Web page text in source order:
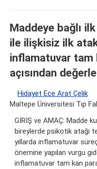
Maddeye bağlı
ile ilişkisiz ilk
inflamatuvar tam
açısından
Hidayet Ece Arat Çelik
Maltepe Üniversitesi Tıp
GİRİŞ ve AMAÇ: Madde
bireylerde psikotik atağı
yıllarda inflamatuvar
önemine yapılan vurgu
inflamatuvar tam kan